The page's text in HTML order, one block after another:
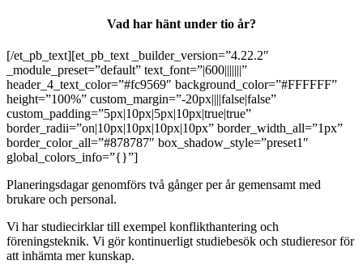
Vad har hänt under tio år?
[/et_pb_text][et_pb_text _builder_version=”4.22.2″
_module_preset=”default” text_font=”|600|||||||”
header_4_text_color=”#fc9569″ background_color=”#FFFFFF”
height=”100%” custom_margin=”-20px||||false|false”
custom_padding=”5px|10px|5px|10px|true|true”
border_radii=”on|10px|10px|10px|10px” border_width_all=”1px”
border_color_all=”#878787″ box_shadow_style=”preset1″
global_colors_info=”{}”]
Planeringsdagar genomförs två gånger per år gemensamt med
brukare och personal.
Vi har studiecirklar till exempel konflikthantering och
föreningsteknik. Vi gör kontinuerligt studiebesök och studieresor för
att inhämta mer kunskap.